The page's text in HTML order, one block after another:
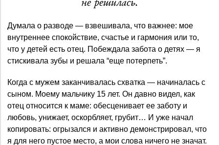
Думала о разводе — взвешивала, что важнее: мое
внутреннее спокойствие, счастье и гармония или то,
что у детей есть отец. Побеждала забота о детях — я
стискивала зубы и решала “еще потерпеть”.
Когда с мужем заканчивалась схватка — начиналась с
сыном. Моему мальчику 15 лет. Он давно видел, как
отец относится к маме: обесценивает ее заботу и
любовь, унижает, оскорбляет, грубит… И уже начал
копировать: огрызался и активно демонстрировал, что
я для него пустое место, а мои слова ничего не значат.